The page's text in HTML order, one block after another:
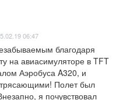
06:47
благодаря
на авиасимуляторе в TFT
Аэробуса A320, и
Полет был
я почувствовал